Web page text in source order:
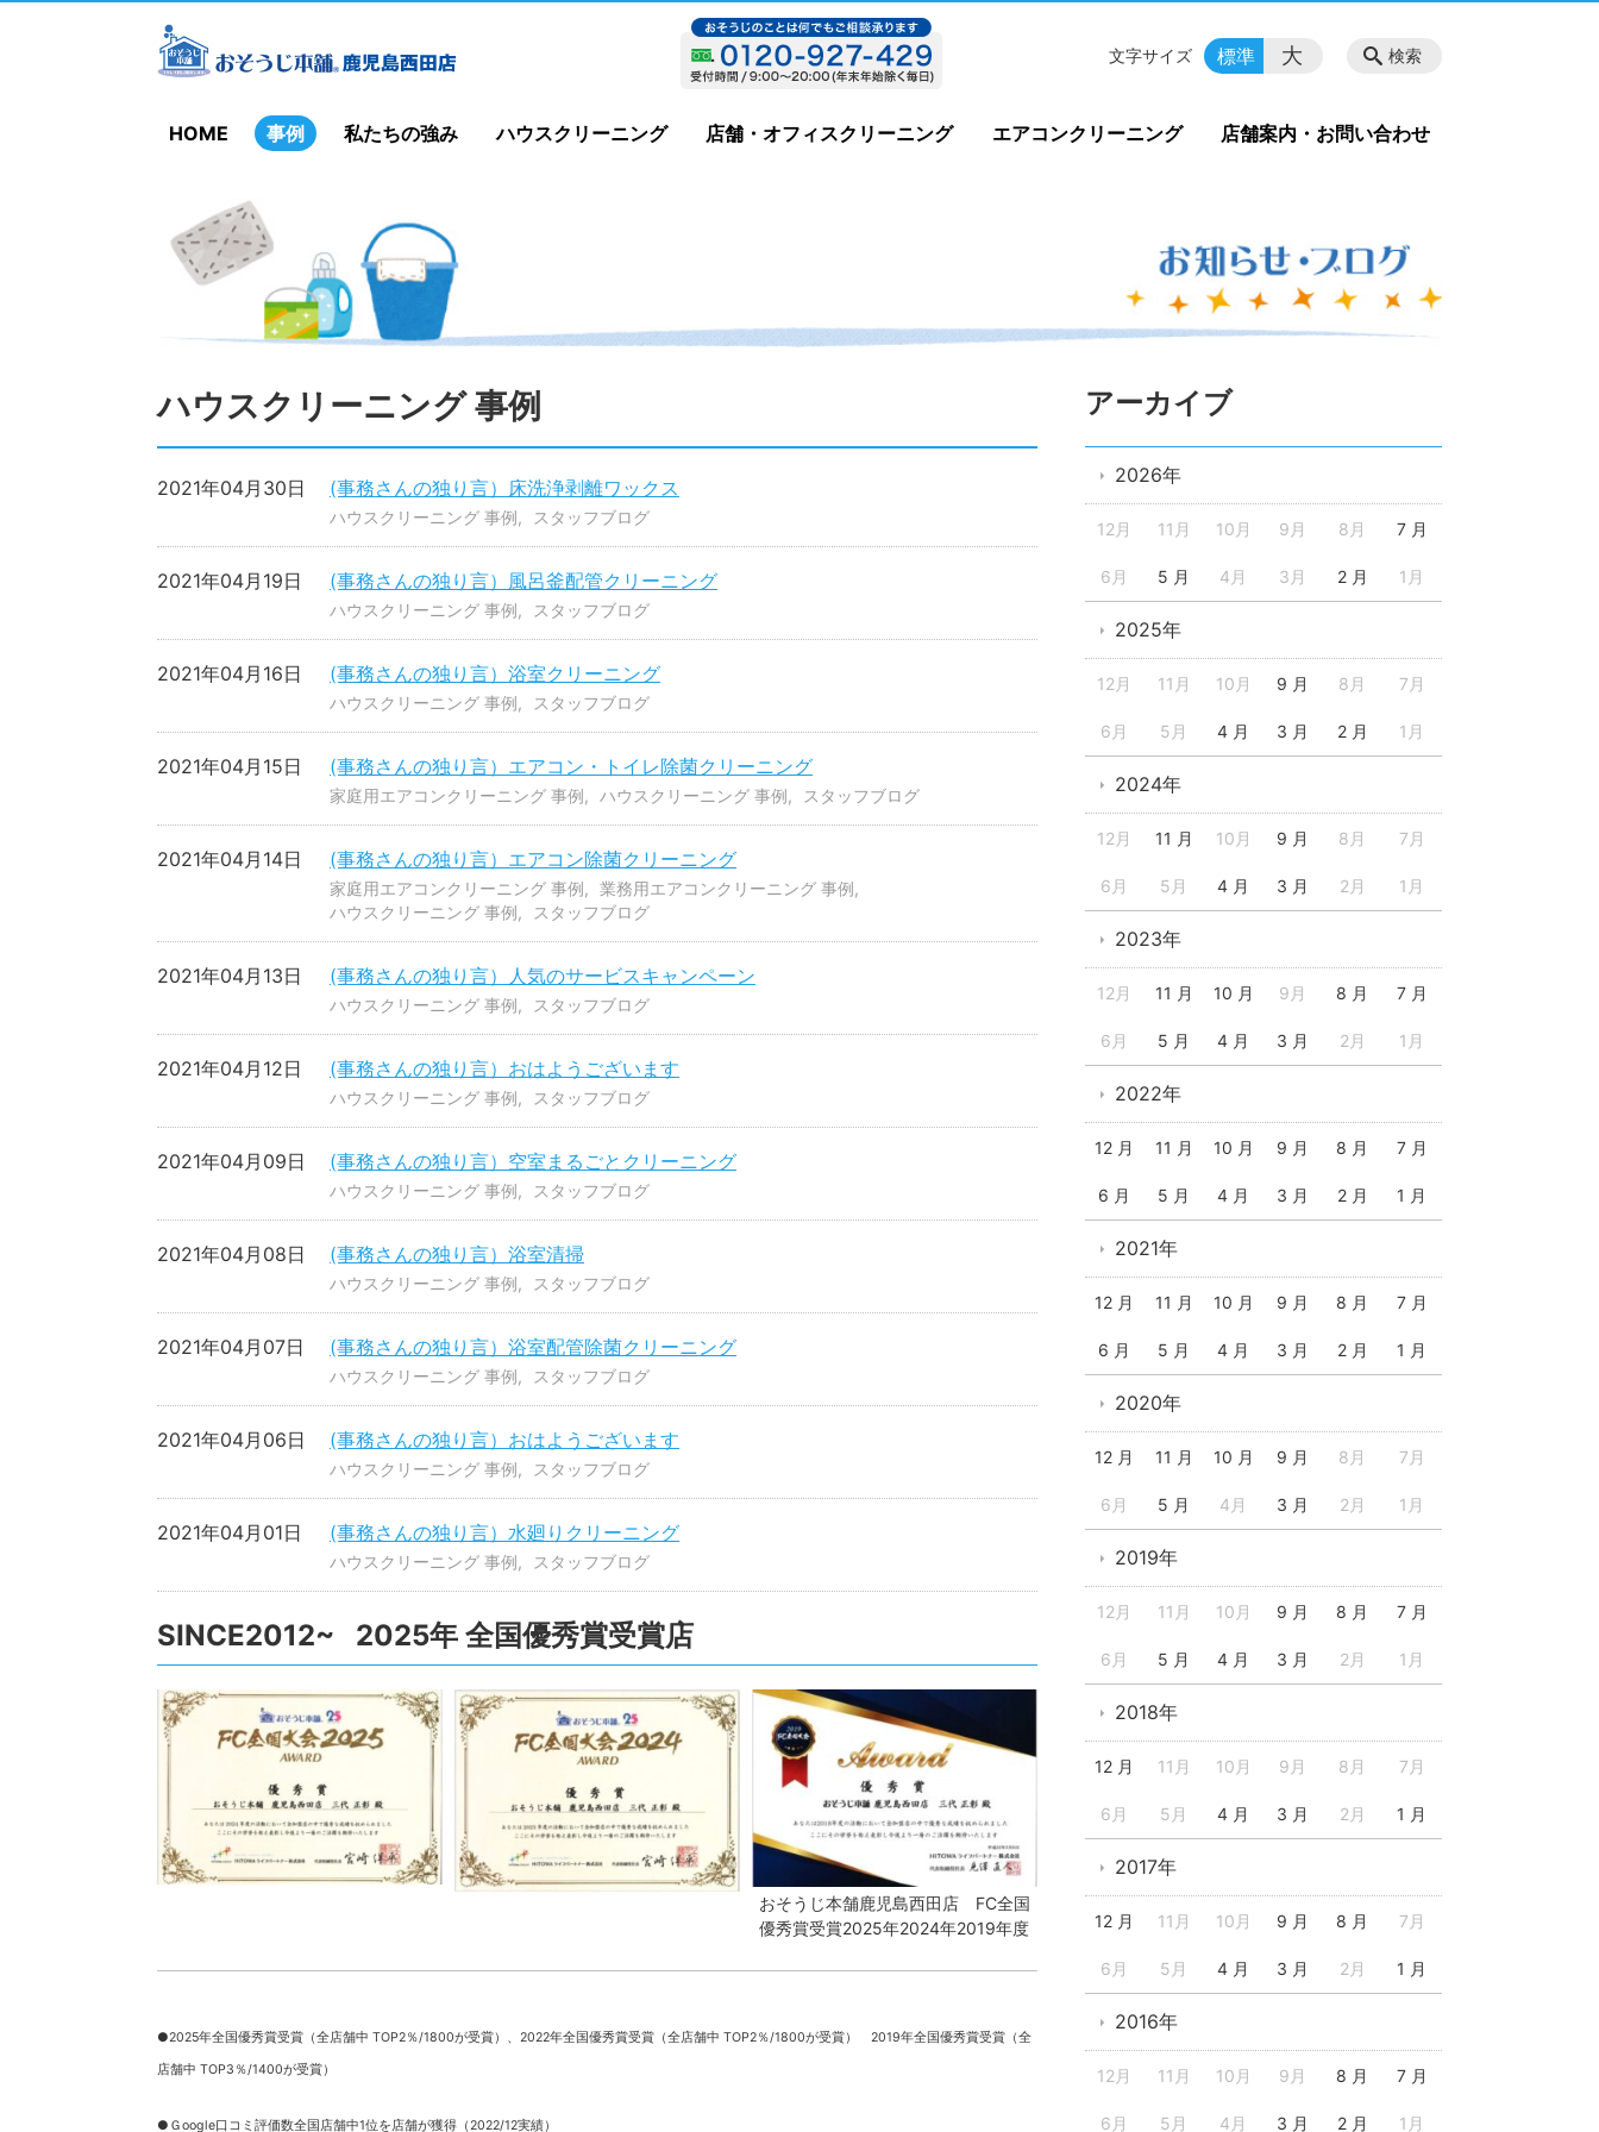
HOME 事例 私たちの強み ハウスクリーニング 店舗・オフィスクリーニング エアコンクリーニング 店舗案内・お問い合わせ
検索
文字サイズ 標準 大
ハウスクリーニング 事例
(事務さんの独り言）床洗浄剥離ワックス
2021年04月30日
ハウスクリーニング 事例 スタッフブログ
(事務さんの独り言）風呂釜配管クリーニング
2021年04月19日
ハウスクリーニング 事例 スタッフブログ
(事務さんの独り言）浴室クリーニング
2021年04月16日
ハウスクリーニング 事例 スタッフブログ
(事務さんの独り言）エアコン・トイレ除菌クリーニング
2021年04月15日
家庭用エアコンクリーニング 事例 ハウスクリーニング 事例 スタッフブログ
(事務さんの独り言）エアコン除菌クリーニング
2021年04月14日
家庭用エアコンクリーニング 事例
業務用エアコンクリーニング 事例
ハウスクリーニング 事例
スタッフブログ
(事務さんの独り言）人気のサービスキャンペーン
2021年04月13日
ハウスクリーニング 事例 スタッフブログ
(事務さんの独り言）おはようございます
2021年04月12日
ハウスクリーニング 事例 スタッフブログ
(事務さんの独り言）空室まるごとクリーニング
2021年04月09日
ハウスクリーニング 事例 スタッフブログ
(事務さんの独り言）浴室清掃
2021年04月08日
ハウスクリーニング 事例 スタッフブログ
(事務さんの独り言）浴室配管除菌クリーニング
2021年04月07日
ハウスクリーニング 事例 スタッフブログ
(事務さんの独り言）おはようございます
2021年04月06日
ハウスクリーニング 事例 スタッフブログ
(事務さんの独り言）水廻りクリーニング
2021年04月01日
ハウスクリーニング 事例 スタッフブログ
SINCE2012~ 2025年 全国優秀賞受賞店
おそうじ本舗鹿児島西田店 FC全国
優秀賞受賞2025年2024年2019年度
●2025年全国優秀賞受賞（全店舗中 TOP2％/1800が受賞）、 2022年全国優秀賞受賞（全店舗中 TOP2％/1800が受賞） 2019年全国優秀賞受賞（全
店舗中 TOP3％/1400が受賞）
●Ｇoogle口コミ評価数全国店舗中1位を店舗が獲得（2022/12実績）
アーカイブ
2026年
12月 11月 10月 9月 8月 7 月
6月 5 月 4月 3月 2 月 1月
2025年
12月 11月 10月 9 月 8月 7月
6月 5月 4 月 3 月 2 月 1月
2024年
12月 11 月 10月 9 月 8月 7月
6月 5月 4 月 3 月 2月 1月
2023年
12月 11 月 10 月 9月 8 月 7 月
6月 5 月 4 月 3 月 2月 1月
2022年
12 月 11 月 10 月 9 月 8 月 7 月
6 月 5 月 4 月 3 月 2 月 1 月
2021年
12 月 11 月 10 月 9 月 8 月 7 月
6 月 5 月 4 月 3 月 2 月 1 月
2020年
12 月 11 月 10 月 9 月 8月 7月
6月 5 月 4月 3 月 2月 1月
2019年
12月 11月 10月 9 月 8 月 7 月
6月 5 月 4 月 3 月 2月 1月
2018年
12 月 11月 10月 9月 8月 7月
6月 5月 4 月 3 月 2月 1 月
2017年
12 月 11月 10月 9 月 8 月 7月
6月 5月 4 月 3 月 2月 1 月
2016年
12月 11月 10月 9月 8 月 7 月
6月 5月 4月 3 月 2 月 1月